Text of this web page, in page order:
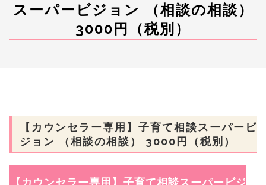
スーパービジョン （相談の相談）
3000円（税別）
【カウンセラー専用】子育て相談スーパービ
ジョン （相談の相談） 3000円（税別）